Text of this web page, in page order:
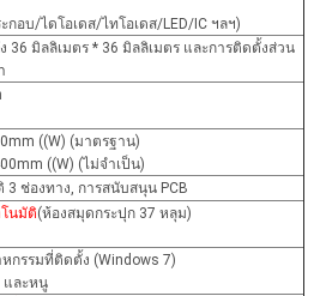
อบ/ไดโอเดส/ไทโอเดส/LED/IC ฯลฯ)
36 มิลลิเมตร * 36 มิลลิเมตร และการติดตั้งส่วน
((W) (มาตรฐาน)
((W) (ไม่จําเป็น)
3 ช่องทาง, การสนับสนุน PCB
นมัติ(ห้องสมุดกระปุก 37 หลุม)
กรรมที่ติดตั้ง (Windows 7)
และหนู